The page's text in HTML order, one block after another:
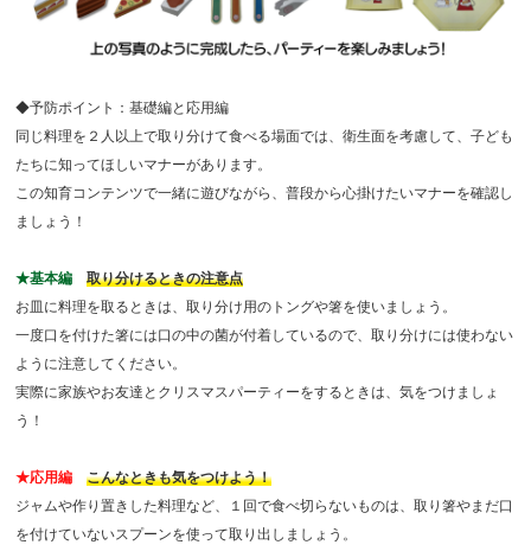
◆予防ポイント：基礎編と応用編
同じ料理を２人以上で取り分けて食べる場面では、衛生面を考慮して、子ども
たちに知ってほしいマナーがあります。
この知育コンテンツで一緒に遊びながら、普段から心掛けたいマナーを確認し
ましょう！
★基本編取り分けるときの注意点
お皿に料理を取るときは、取り分け用のトングや箸を使いましょう。
一度口を付けた箸には口の中の菌が付着しているので、取り分けには使わない
ように注意してください。
実際に家族やお友達とクリスマスパーティーをするときは、気をつけましょ
う！
★応用編こんなときも気をつけよう！
ジャムや作り置きした料理など、１回で食べ切らないものは、取り箸やまだ口
を付けていないスプーンを使って取り出しましょう。